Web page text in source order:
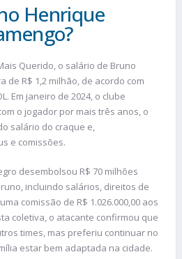
Henrique
Querido, o salário de Bruno
de R$ 1,2 milhão, de acordo com
Em janeiro de 2024, o clube
o jogador por mais três anos, o
salário do craque e,
e comissões.
desembolsou R$ 70 milhões
incluindo salários, direitos de
comissão de R$ 1.026.000,00 aos
coletiva, o atacante confirmou que
times, mas preferiu continuar no
estar bem adaptada na cidade.